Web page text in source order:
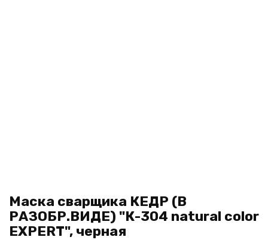
Маска сварщика КЕДР (В
РАЗОБР.ВИДЕ) "К-304 natural color
EXPERT", черная